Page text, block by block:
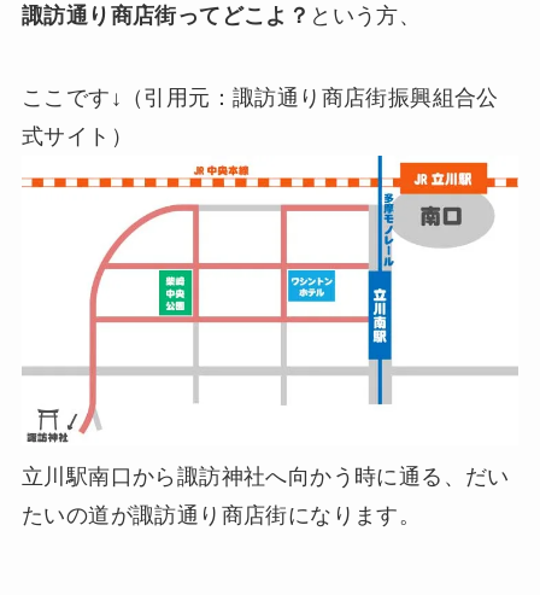
諏訪通り商店街ってどこよ？ という方、
ここです↓（引用元：諏訪通り商店街振興組合公
式サイト）
立川駅南口から諏訪神社へ向かう時に通る、だい
たいの道が諏訪通り商店街になります。